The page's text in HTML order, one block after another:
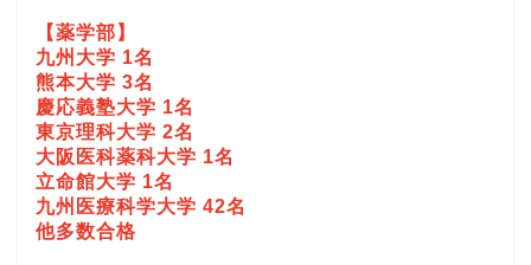
【薬学部】
九州大学 1名
熊本大学 3名
慶応義塾大学 1名
東京理科大学 2名
大阪医科薬科大学 1名
立命館大学 1名
九州医療科学大学 42名
他多数合格